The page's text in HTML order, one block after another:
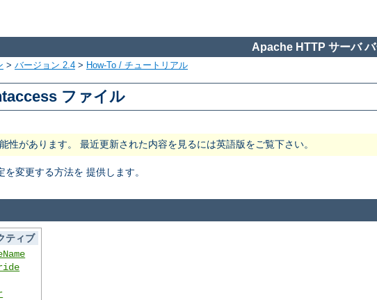
Apache HTTP サーバ
> バージョン 2.4 > How-To / チュートリアル
ファイル
性があります。 最近更新された内容を見るには英語版をご覧下さい。
変更する方法を 提供します。
ティブ